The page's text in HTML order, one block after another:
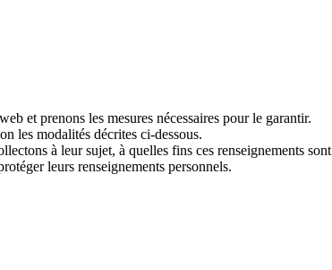
et prenons les mesures nécessaires pour le garantir.
les modalités décrites ci-dessous.
à leur sujet, à quelles fins ces renseignements
leurs renseignements personnels.